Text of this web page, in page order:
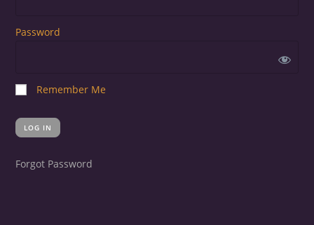
Password
Remember Me
Forgot Password